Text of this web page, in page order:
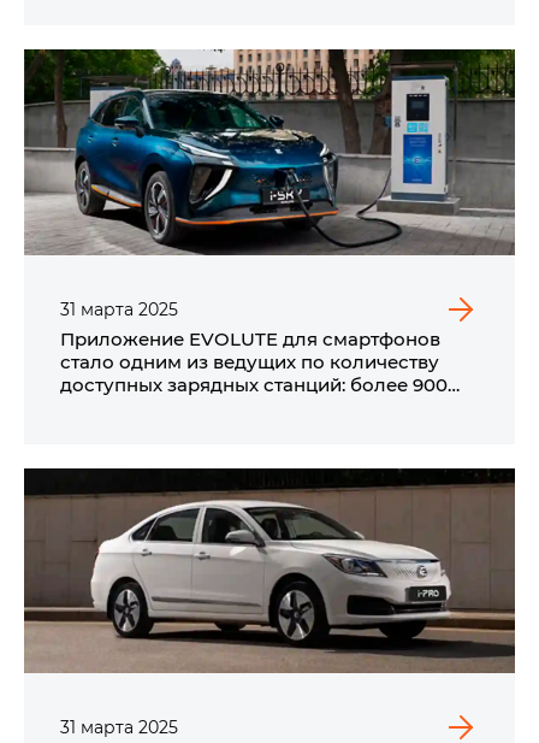
31 марта 2025
Приложение EVOLUTE для смартфонов
стало одним из ведущих по количеству
доступных зарядных станций: более 900
31 марта 2025